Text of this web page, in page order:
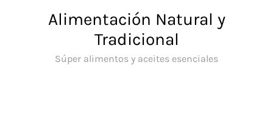
Alimentación Natural y
Tradicional
Súper alimentos y aceites esenciales